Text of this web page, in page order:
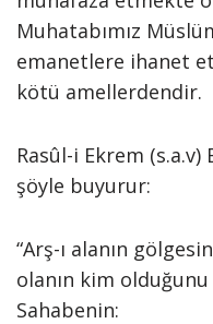
Muhatabımız
emanetlere ihanet
kötü amellerdendir.
Rasûl-i Ekrem
şöyle buyurur:
“Arş-ı alanın
olanın kim
Sahabenin: